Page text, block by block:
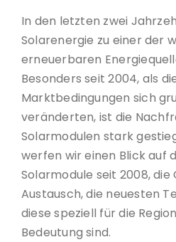
In den letzten zwei
Solarenergie zu einer der
erneuerbaren
Besonders seit 2004, als
Marktbedingungen sich
veränderten, ist die
Solarmodulen stark
werfen wir einen Blick auf
Solarmodule seit 2008, die
Austausch, die neuesten
diese speziell für die
Bedeutung sind.